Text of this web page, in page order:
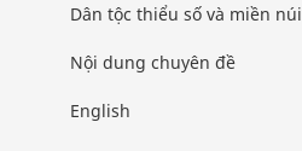
Dân tộc thiểu số và miền núi
Nội dung chuyên đề
English